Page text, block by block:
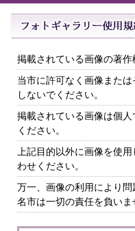
掲載されている画像の著作
当市に許可なく画像また
しないでください。
掲載されている画像は個
ください。
上記目的以外に画像を使
わせください。
万一、画像の利用により
名市は一切の責任を負いま